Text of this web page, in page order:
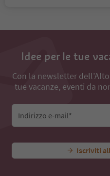
Idee per le tue
Con la newsletter
tue vacanze, eventi da
Indirizzo e-mail*
Iscriviti